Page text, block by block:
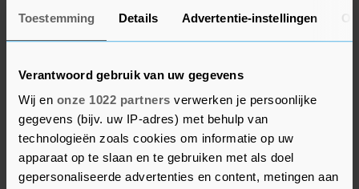
Toestemming Details Advertentie-instellingen
Verantwoord gebruik van uw gegevens
Wij en onze 1022 partners verwerken je persoonlijke
gegevens (bijv. uw IP-adres) met behulp van
technologieën zoals cookies om informatie op uw
apparaat op te slaan en te gebruiken met als doel
gepersonaliseerde advertenties en content, metingen aan
De Franse regering zei eerder dat Air France-
KLM koste wat het kost moet worden behouden.
Volgens de krant heeft AF-KLM-baas Ben Smith
er in Parijs op aangedrongen om de Franse
garantiestelling naar 90 procent te verhogen.